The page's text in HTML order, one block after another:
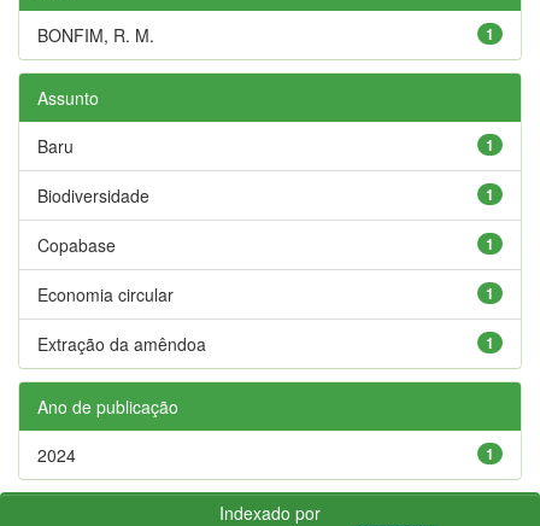
1
BONFIM, R. M.
Assunto
1
Baru
1
Biodiversidade
1
Copabase
1
Economia circular
1
Extração da amêndoa
Ano de publicação
1
2024
Indexado por